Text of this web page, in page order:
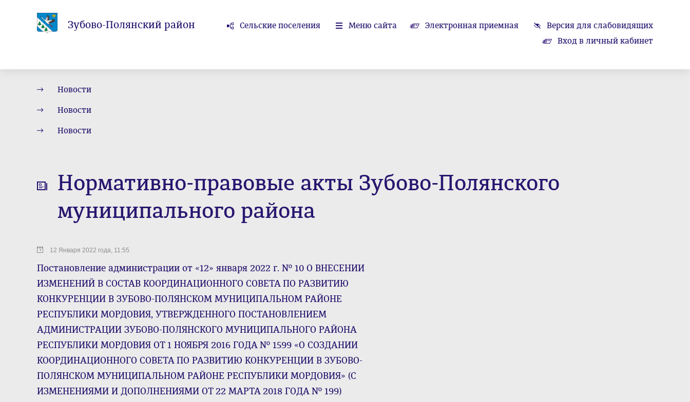
Зубово-Полянский район Сельские поселения Меню сайта Электронная приемная
Версия для слабовидящих
Вход в личный кабинет
Новости
Новости
Новости
Нормативно-правовые акты Зубово-Полянского
муниципального района
12 Января 2022 года, 11:55
Постановление администрации от «12» января 2022 г. № 10 О ВНЕСЕНИИ
ИЗМЕНЕНИЙ В СОСТАВ КООРДИНАЦИОННОГО СОВЕТА ПО РАЗВИТИЮ
КОНКУРЕНЦИИ В ЗУБОВО-ПОЛЯНСКОМ МУНИЦИПАЛЬНОМ РАЙОНЕ
РЕСПУБЛИКИ МОРДОВИЯ, УТВЕРЖДЕННОГО ПОСТАНОВЛЕНИЕМ
АДМИНИСТРАЦИИ ЗУБОВО-ПОЛЯНСКОГО МУНИЦИПАЛЬНОГО РАЙОНА
РЕСПУБЛИКИ МОРДОВИЯ ОТ 1 НОЯБРЯ 2016 ГОДА № 1599 «О СОЗДАНИИ
КООРДИНАЦИОННОГО СОВЕТА ПО РАЗВИТИЮ КОНКУРЕНЦИИ В ЗУБОВО-
ПОЛЯНСКОМ МУНИЦИПАЛЬНОМ РАЙОНЕ РЕСПУБЛИКИ МОРДОВИЯ» (С
ИЗМЕНЕНИЯМИ И ДОПОЛНЕНИЯМИ ОТ 22 МАРТА 2018 ГОДА № 199)